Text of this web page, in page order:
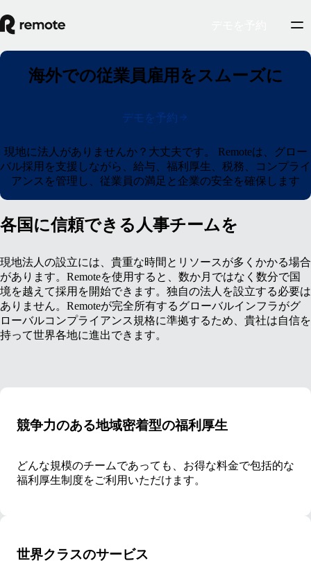
海外での従業員雇用をスムーズに
現地に法人がありませんか？大丈夫です。
Remoteは、グロー
バル採用を支援しながら、給与、福利厚生、税務、コンプライ
アンスを管理し、従業員の満足と企業の安全を確保します
デモを予約
各国に信頼できる人事チームを
現地法人の設立には、貴重な時間とリソースが多くかかる場合
があります。Remoteを使用すると、数か月ではなく数分で国
境を越えて採用を開始できます。独自の法人を設立する必要は
ありません。Remoteが完全所有するグローバルインフラがグ
ローバルコンプライアンス規格に準拠するため、貴社は自信を
持って世界各地に進出できます。
競争力のある地域密着型の福利厚生
どんな規模のチームであっても、お得な料金で包括的な
福利厚生制度をご利用いただけます。
世界クラスのサービス